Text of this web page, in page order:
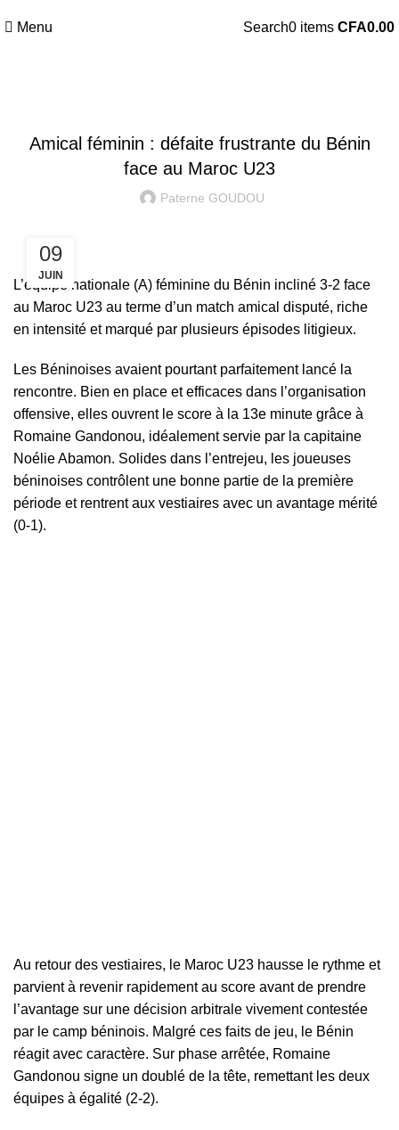
Menu Search0 items CFA0.00
Amical féminin : défaite frustrante du Bénin
face au Maroc U23
Paterne GOUDOU
09
JUIN
L’équipe nationale (A) féminine du Bénin incliné 3-2 face
au Maroc U23 au terme d’un match amical disputé, riche
en intensité et marqué par plusieurs épisodes litigieux.
Les Béninoises avaient pourtant parfaitement lancé la
rencontre. Bien en place et efficaces dans l’organisation
offensive, elles ouvrent le score à la 13e minute grâce à
Romaine Gandonou, idéalement servie par la capitaine
Noélie Abamon. Solides dans l’entrejeu, les joueuses
béninoises contrôlent une bonne partie de la première
période et rentrent aux vestiaires avec un avantage mérité
(0-1).
Au retour des vestiaires, le Maroc U23 hausse le rythme et
parvient à revenir rapidement au score avant de prendre
l’avantage sur une décision arbitrale vivement contestée
par le camp béninois. Malgré ces faits de jeu, le Bénin
réagit avec caractère. Sur phase arrêtée, Romaine
Gandonou signe un doublé de la tête, remettant les deux
équipes à égalité (2-2).